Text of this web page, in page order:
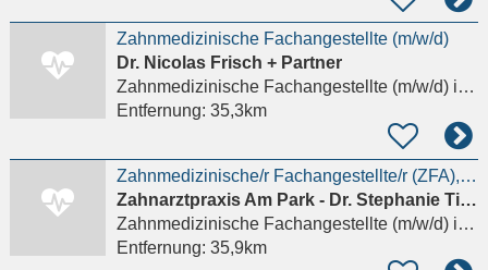
Zahnmedizinische Fachangestellte (m/w/d)
Dr. Nicolas Frisch + Partner
Zahnmedizinische Fachangestellte (m/w/d)in Kassel, Bad Wilhelmshöhe
Entfernung: 35,3km
Zahnmedizinische/r Fachangestellte/r (ZFA), ZMP (Zahnmedizinische/r Prophylaxeassistent/in) (#36049)
Zahnarztpraxis Am Park - Dr. Stephanie Tilpe
Zahnmedizinische Fachangestellte (m/w/d)in Göttingen
Entfernung: 35,9km